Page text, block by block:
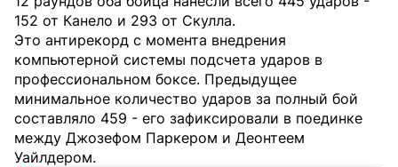
152 от Канело и 293 от Скулла.
Это антирекорд с момента внедрения
компьютерной системы подсчета ударов в
профессиональном боксе. Предыдущее
минимальное количество ударов за полный бой
составляло 459 - его зафиксировали в поединке
между Джозефом Паркером и Деонтеем
Уайлдером.